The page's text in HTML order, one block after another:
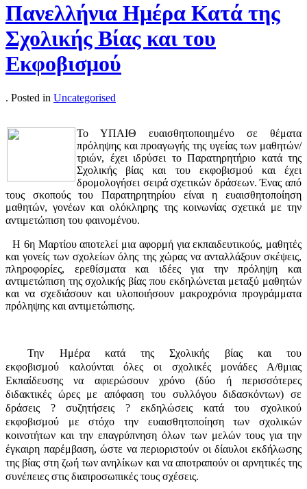
Πανελλήνια Ημέρα Κατά της
Σχολικής Βίας και του
Εκφοβισμού
. Posted in Uncategorised
Το ΥΠΑΙΘ ευαισθητοποιημένο σε θέματα
πρόληψης και προαγωγής της υγείας των μαθητών/
τριών, έχει ιδρύσει το Παρατηρητήριο κατά της
Σχολικής βίας και του εκφοβισμού και έχει
δρομολογήσει σειρά σχετικών δράσεων. Ένας από
τους σκοπούς του Παρατηρητηρίου είναι η ευαισθητοποίηση
μαθητών, γονέων και ολόκληρης της κοινωνίας σχετικά με την
αντιμετώπιση του φαινομένου.
Η 6η Μαρτίου αποτελεί μια αφορμή για εκπαιδευτικούς, μαθητές
και γονείς των σχολείων όλης της χώρας να ανταλλάξουν σκέψεις,
πληροφορίες, ερεθίσματα και ιδέες για την πρόληψη και
αντιμετώπιση της σχολικής βίας που εκδηλώνεται μεταξύ μαθητών
και να σχεδιάσουν και υλοποιήσουν μακροχρόνια προγράμματα
πρόληψης και αντιμετώπισης.
Την Ημέρα κατά της Σχολικής βίας και του
εκφοβισμού καλούνται όλες οι σχολικές μονάδες Α/θμιας
Εκπαίδευσης να αφιερώσουν χρόνο (δύο ή περισσότερες
διδακτικές ώρες με απόφαση του συλλόγου διδασκόντων) σε
δράσεις ? συζητήσεις ? εκδηλώσεις κατά του σχολικού
εκφοβισμού με στόχο την ευαισθητοποίηση των σχολικών
κοινοτήτων και την επαγρύπνηση όλων των μελών τους για την
έγκαιρη παρέμβαση, ώστε να περιοριστούν οι δίαυλοι εκδήλωσης
της βίας στη ζωή των ανηλίκων και να αποτραπούν οι αρνητικές της
συνέπειες στις διαπροσωπικές τους σχέσεις.